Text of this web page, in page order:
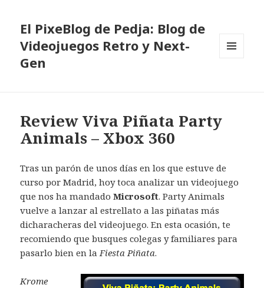
El PixeBlog de Pedja: Blog de
Videojuegos Retro y Next-
Gen
Review Viva Piñata Party
Animals – Xbox 360
Tras un parón de unos días en los que estuve de
curso por Madrid, hoy toca analizar un videojuego
que nos ha mandadoMicrosoft. Party Animals
vuelve a lanzar al estrellato a las piñatas más
dicharacheras del videojuego. En esta ocasión, te
recomiendo que busques colegas y familiares para
pasarlo bien en laFiesta Piñata.
Krome